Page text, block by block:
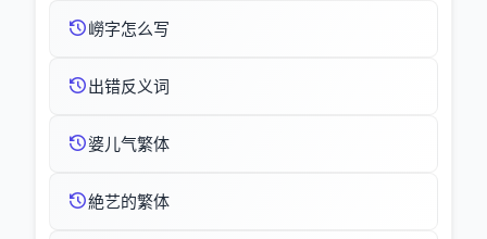
嶗字怎么写
出错反义词
婆儿气繁体
絶艺的繁体